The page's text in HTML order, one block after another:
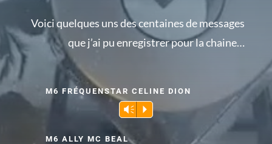
Voici quelques uns des centaines de messages
que j’ai pu enregistrer pour la chaine…
M6 FRÉQUENSTAR CELINE DION
Lecteur
Vm P
M6 ALLY MC BEAL